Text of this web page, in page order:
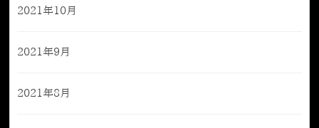
2021年10月
2021年9月
2021年8月